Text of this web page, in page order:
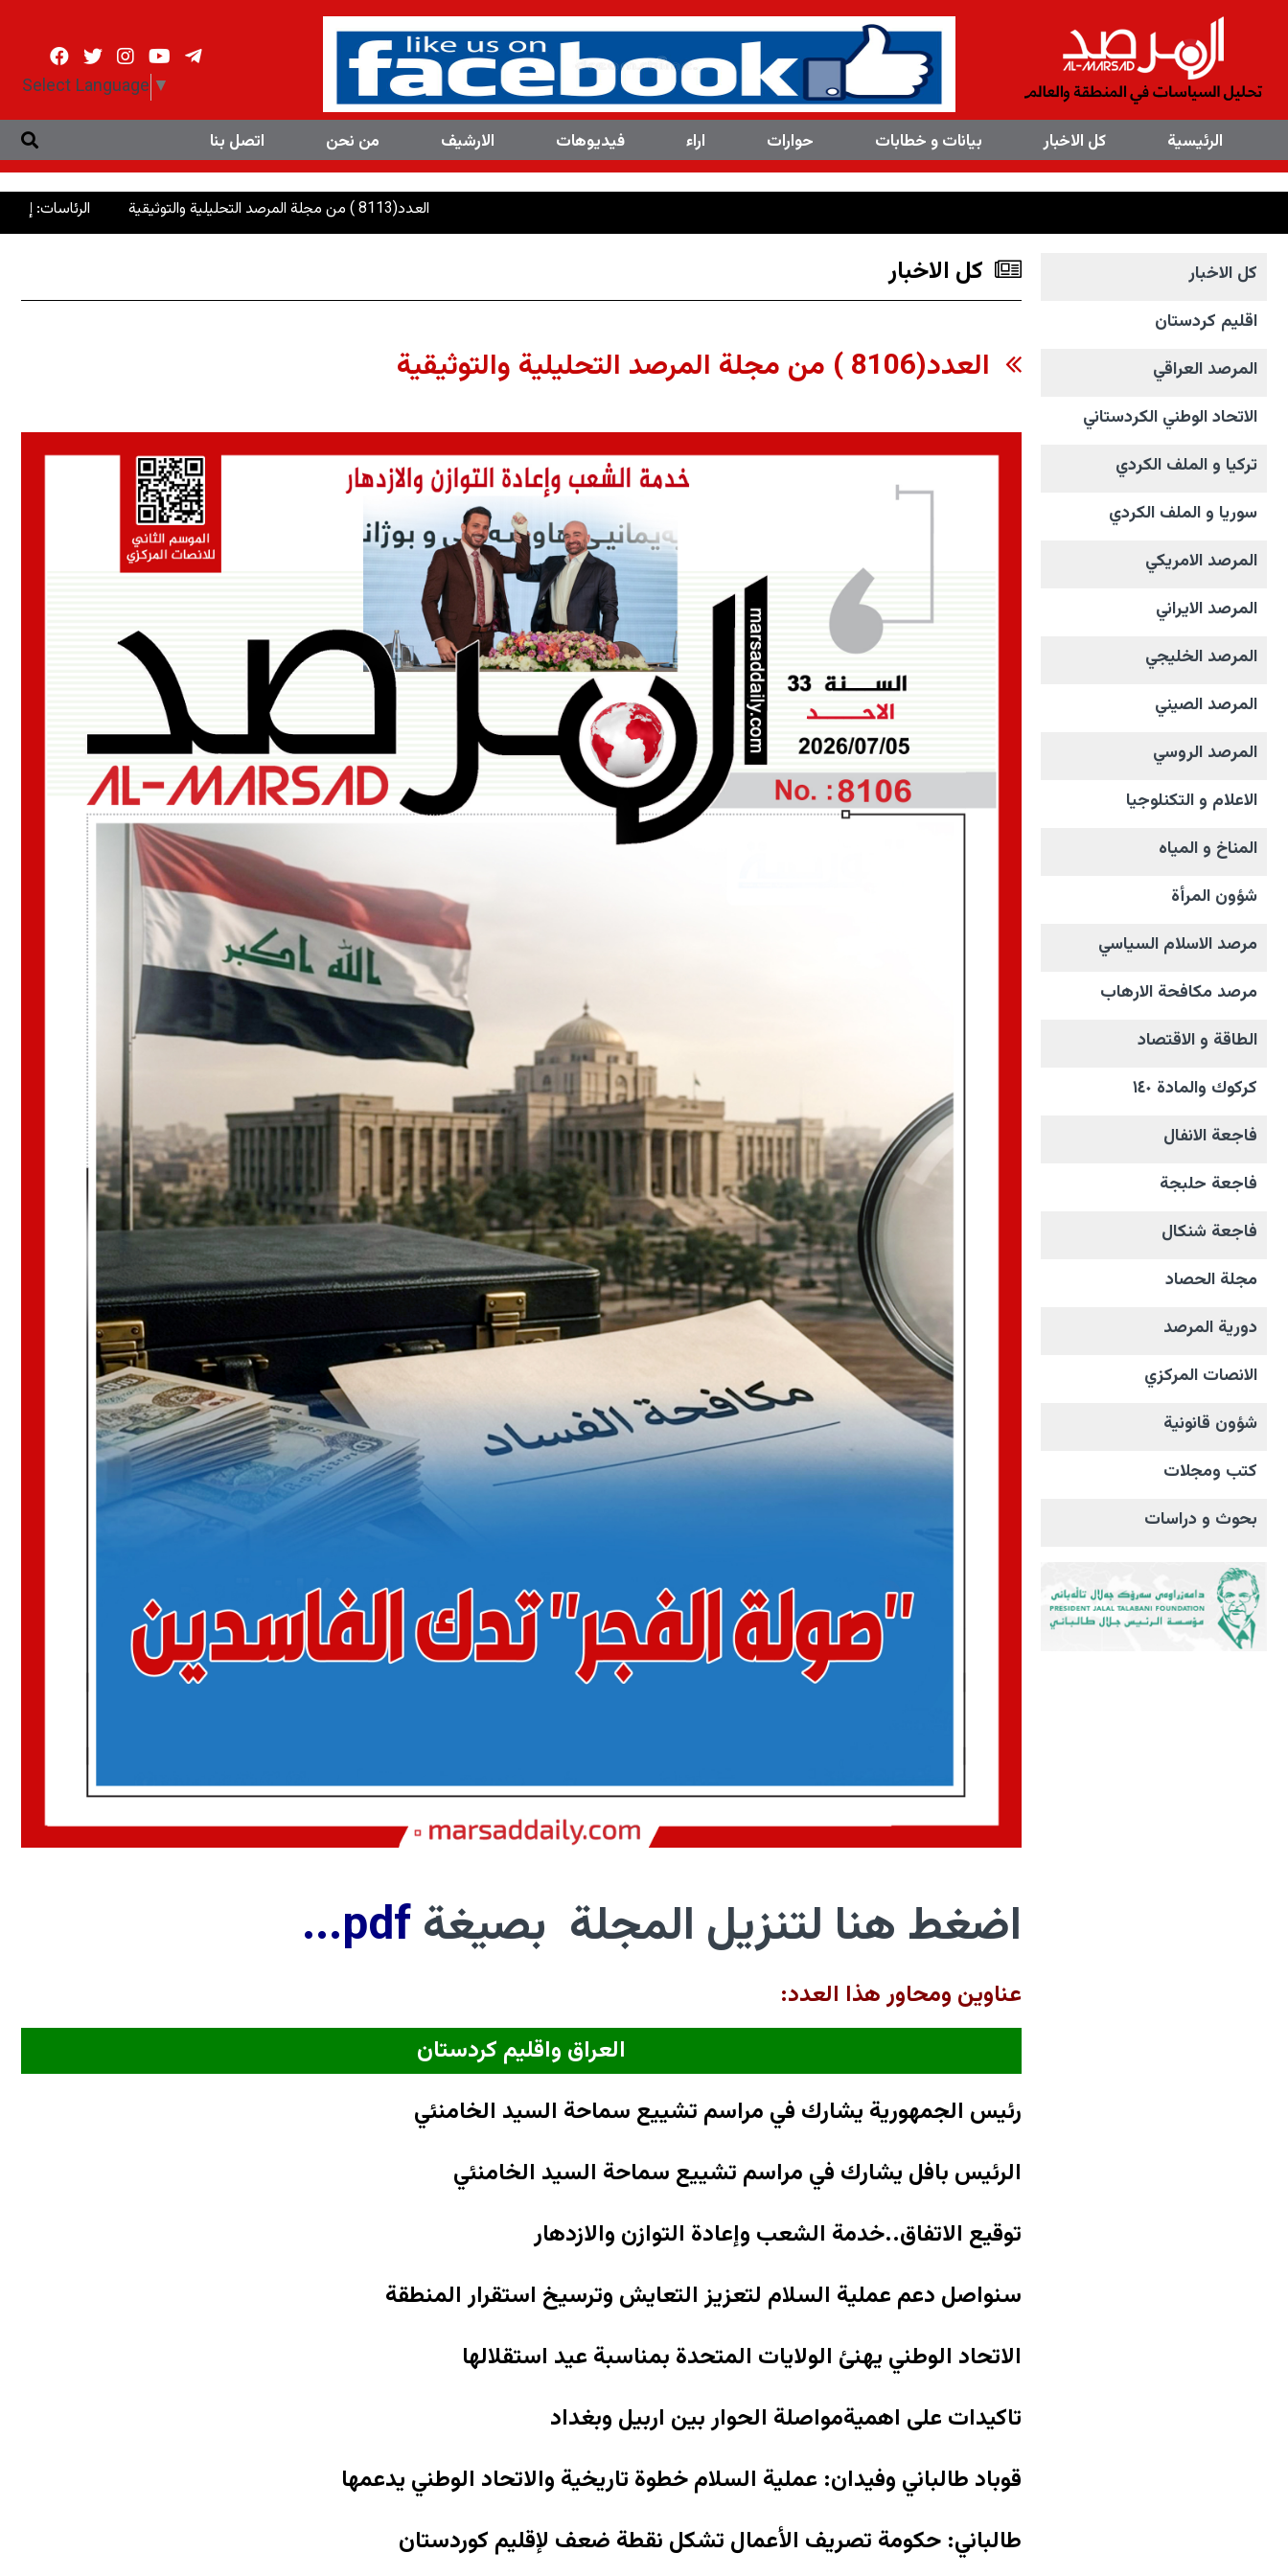
Select Language ▼
الرئیسیة کل الاخبار بیانات و خطابات حوارات اراء فیدیوهات الارشیف من نحن اتصل بنا
×
الرئاسات: إنصاف الإيزديين
کل الاخبار
اقليم كردستان
المرصد العراقي
الاتحاد الوطني الکردستاني
تركيا و الملف الکردي
سوريا و الملف الکردي
المرصد الامریکي
المرصد الايراني
المرصد الخليجي
المرصد الصيني
المرصد الروسي
الاعلام و التکنلوجیا
المناخ و المیاه
شؤون المرأة
مرصد الاسلام السياسي
مرصد مكافحة الارهاب
الطاقة و الاقتصاد
كركوك والمادة ١٤٠
فاجعة الانفال
فاجعة حلبجة
فاجعة شنكال
مجلة الحصاد
دورية المرصد
الانصات المرکزي
شؤون قانونية
كتب ومجلات
بحوث و دراسات
کل الاخبار
العدد(8106 ) من مجلة المرصد التحليلية والتوثيقية
اضغط هنا لتنزيل المجلة بصيغةpdf
...
عناوين ومحاور هذا العدد:
العراق واقليم كردستان
رئيس الجمهورية يشارك في مراسم تشييع سماحة السيد الخامنئي
الرئيس بافل يشارك في مراسم تشييع سماحة السيد الخامنئي
توقيع الاتفاق..خدمة الشعب وإعادة التوازن والازدهار
سنواصل دعم عملية السلام لتعزيز التعايش وترسيخ استقرار المنطقة
الاتحاد الوطني يهنئ الولايات المتحدة بمناسبة عيد استقلالها
تاكيدات على اهميةمواصلة الحوار بين اربيل وبغداد
قوباد طالباني وفيدان: عملية السلام خطوة تاريخية والاتحاد الوطني يدعمها
طالباني: حكومة تصريف الأعمال تشكل نقطة ضعف لإقليم كوردستان